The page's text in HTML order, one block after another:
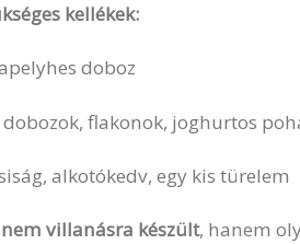
kellékek:
doboz
dobozok, flakonok, joghurtos
alkotókedv, egy kis türelem
nem villanásra készült, hanem